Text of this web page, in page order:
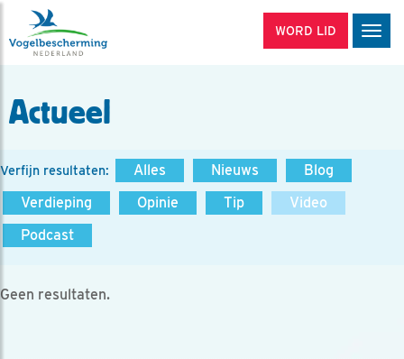
WORD LID
Actueel
Verfijn resultaten: Alles Nieuws
Blog
Verdieping
Opinie Tip
Video
Podcast
Geen resultaten.